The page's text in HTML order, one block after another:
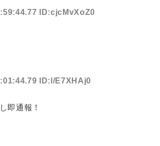
ID:cjcMvXoZ0
ID:l/E7XHAj0
即通報！